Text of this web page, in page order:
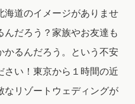
海道のイメージがありませ
んだろう？家族やお友達も
かるんだろう。という不安
さい！東京から１時間の近
なリゾートウェディングが